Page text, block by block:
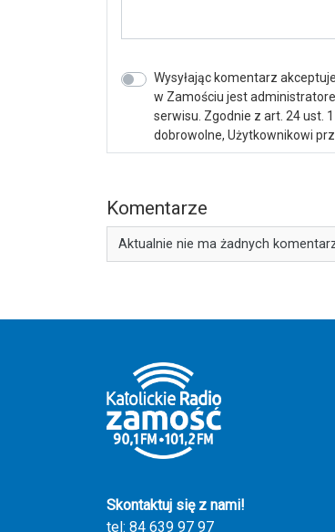
Wysyłając komentarz
w Zamościu jest
serwisu. Zgodnie z art. 24 ust.
dobrowolne, Użytkownikowi
Komentarze
Aktualnie nie ma żadnych
Skontaktuj się z nami!
tel: 84 639 97 97